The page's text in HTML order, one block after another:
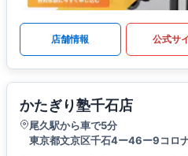
店舗情報 公式サ
かたぎり塾千石店
尾久駅から車で5分
東京都文京区千石4ー46ー9コロ